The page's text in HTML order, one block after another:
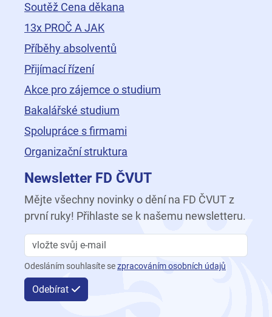
Soutěž Cena děkana
13x PROČ A JAK
Příběhy absolventů
Přijímací řízení
Akce pro zájemce o studium
Bakalářské studium
Spolupráce s firmami
Organizační struktura
Newsletter FD ČVUT
Mějte všechny novinky o dění na FD ČVUT z
první ruky! Přihlaste se k našemu newsletteru.
Odesláním souhlasíte sezpracováním osobních údajů
Odebírat